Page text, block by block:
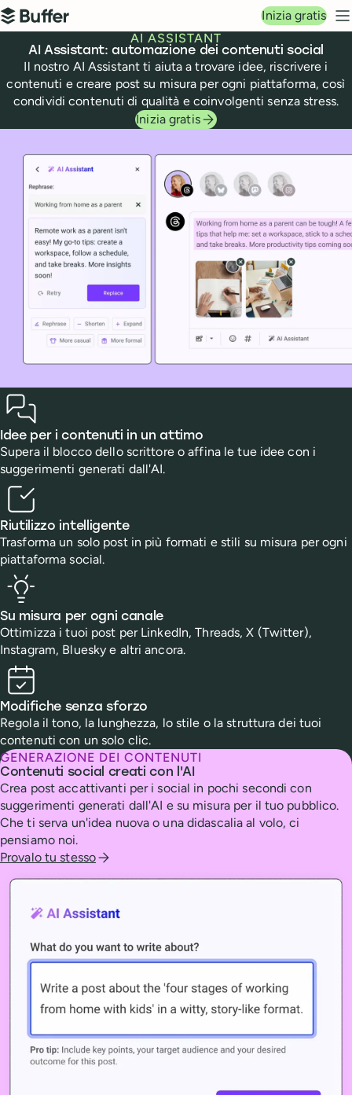
Navigazione principale
Buffer
Inizia gratis
AI ASSISTANT
AI Assistant: automazione dei contenuti social
Il nostro AI Assistant ti aiuta a trovare idee, riscrivere i
contenuti e creare post su misura per ogni piattaforma, così
condividi contenuti di qualità e coinvolgenti senza stress.
Inizia gratis
Benefits
Idee per i contenuti in un attimo
Supera il blocco dello scrittore o affina le tue idee con i
suggerimenti generati dall'AI.
Riutilizzo intelligente
Trasforma un solo post in più formati e stili su misura per ogni
piattaforma social.
Su misura per ogni canale
Ottimizza i tuoi post per LinkedIn, Threads, X (Twitter),
Instagram, Bluesky e altri ancora.
Modifiche senza sforzo
Regola il tono, la lunghezza, lo stile o la struttura dei tuoi
contenuti con un solo clic.
GENERAZIONE DEI CONTENUTI
Contenuti social creati con l'AI
Crea post accattivanti per i social in pochi secondi con
suggerimenti generati dall'AI e su misura per il tuo pubblico.
Che ti serva un'idea nuova o una didascalia al volo, ci
pensiamo noi.
Provalo tu stesso